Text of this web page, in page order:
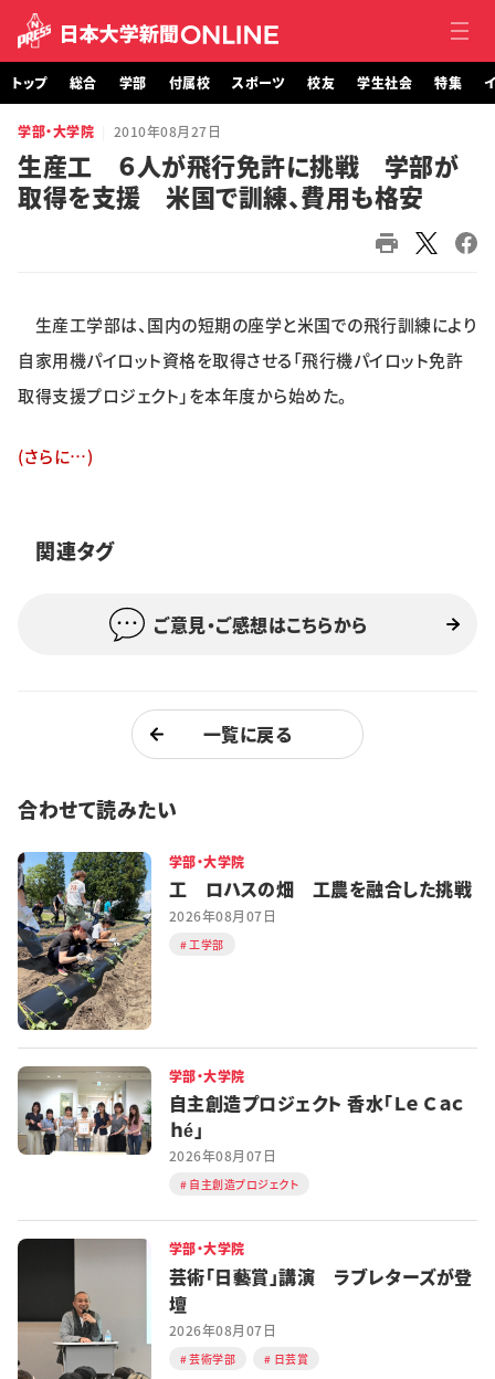
トップ
総合
スポーツ
学生社会
学生記者募集 お問い合わせ
トップ 総合 学部 付属校 スポーツ 校友 学生社会 特集
学部・大学院 2010年08月27日
生産工 ６人が飛行免許に挑戦 学部が
取得を支援 米国で訓練、費用も格安
生産工学部は、国内の短期の座学と米国での飛行訓練により
自家用機パイロット資格を取得させる「飛行機パイロット免許
取得支援プロジェクト」を本年度から始めた。
(さらに…)
関連タグ
ご意見・ご感想はこちらから
一覧に戻る
合わせて読みたい
学部・大学院
工 ロハスの畑 工農を融合した挑戦
2026年08月07日
工学部
学部・大学院
自主創造プロジェクト 香水「Ｌｅ Ｃａｃ
ｈé」
2026年08月07日
自主創造プロジェクト
学部・大学院
芸術「日藝賞」講演 ラブレターズが登
壇
2026年08月07日
芸術学部 日芸賞